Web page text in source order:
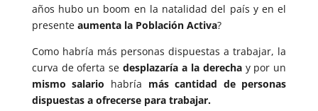
años hubo un boom en la natalidad del país y en el
presente aumenta la Población Activa?
Como habría más personas dispuestas a trabajar, la
curva de oferta sedesplazaría a la derechay por un
mismo salario habría más cantidad de personas
dispuestas a ofrecerse para trabajar.